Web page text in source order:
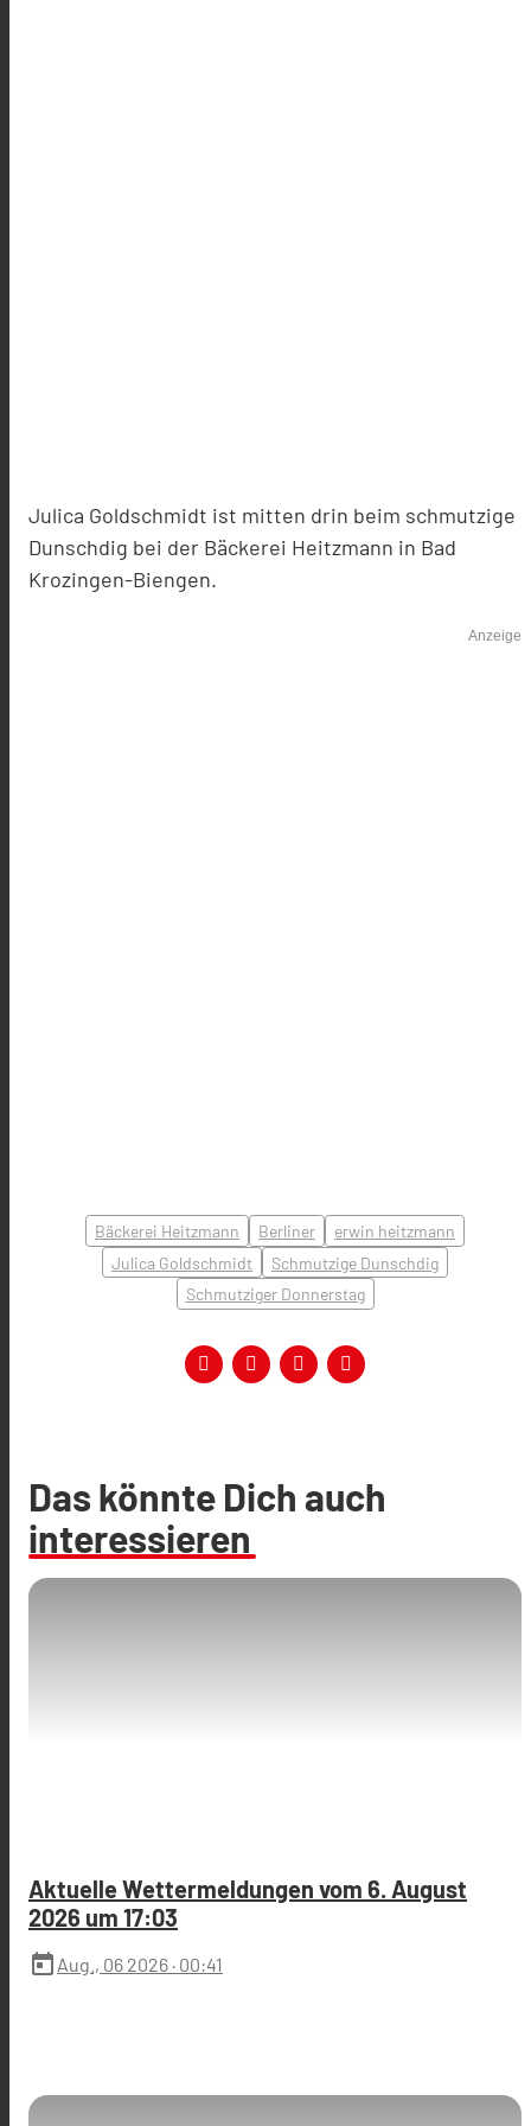
Julica Goldschmidt ist mitten drin beim schmutzige
Dunschdig bei der Bäckerei Heitzmann in Bad
Krozingen-Biengen.
Anzeige
Bäckerei Heitzmann Berliner
erwin heitzmann
Julica Goldschmidt
Schmutzige Dunschdig
Schmutziger Donnerstag
Das könnte Dich auch
interessieren
Aktuelle Wettermeldungen vom 6. August
2026 um 17:03
today Aug., 06 2026 · 00:41